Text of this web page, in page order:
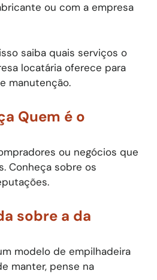
ou com a empresa
saiba quais serviços o
locatária oferece para
manutenção.
Quem é o
ou negócios que
Conheça sobre os
sobre a da
modelo de empilhadeira
manter, pense na